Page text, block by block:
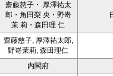
齋藤慈子・ 厚澤祐太
郎・角田梨 央・野嵜
茉 莉・森田理 仁
齋藤慈子, 厚澤祐太郎,
野嵜茉莉, 森田理仁
内閣府